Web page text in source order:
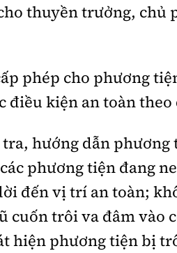
thuyền trưởng, chủ
phép cho phương
điều kiện an toàn
hướng dẫn phương
phương tiện đang
đến vị trí an toàn;
cuốn trôi va đâm vào
hiện phương tiện bị